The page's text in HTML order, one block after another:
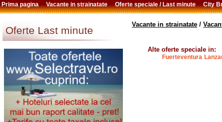
Prima pagina Vacante in strainatate Oferte speciale / Last minute City
Oferte Last minute
Vacante in strainatate /
Alte oferte speciale in:
Fuerteventura